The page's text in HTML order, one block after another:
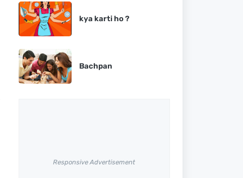
kya karti ho ?
Bachpan
Responsive Advertisement